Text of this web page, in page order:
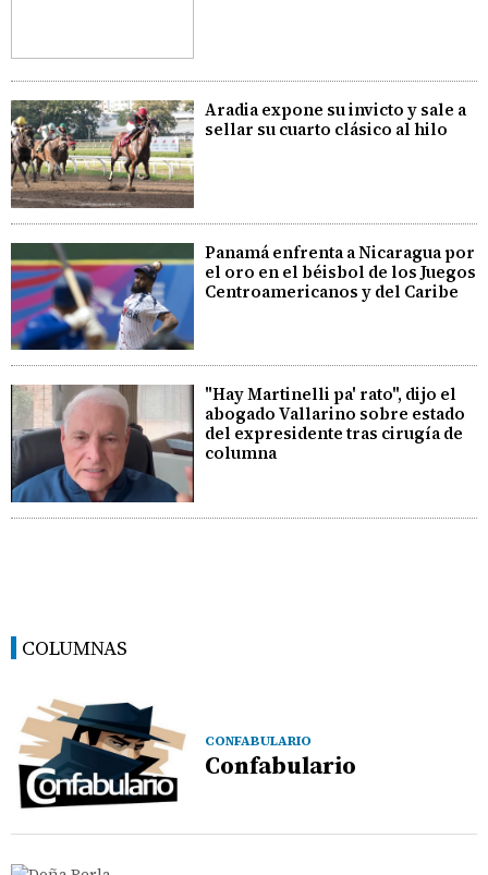
Aradia expone su invicto y sale a
sellar su cuarto clásico al hilo
Panamá enfrenta a Nicaragua por
el oro en el béisbol de los Juegos
Centroamericanos y del Caribe
"Hay Martinelli pa' rato", dijo el
abogado Vallarino sobre estado
del expresidente tras cirugía de
columna
COLUMNAS
CONFABULARIO
Confabulario